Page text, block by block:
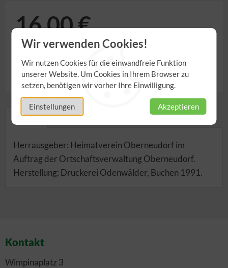
Wir verwenden Cookies!
Wir nutzen Cookies für die einwandfreie Funktion
unserer Website. Um Cookies in Ihrem Browser zu
setzen, benötigen wir vorher Ihre Einwilligung.
Einstellungen Akzeptieren
16,00 €
inkl. 7,00% MwSt.,zzgl.Versandkosten
Anzahl
Details
Herrausgeber: Heimatverein Oberneudorf im
Auftrag der Ortschaftsverwaltung Oberneudorf.
Herstellung: Druckerei Odenwälder, Buchen 1991.
Kontakt
Wimpinaplatz 3